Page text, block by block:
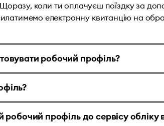
Щоразу, коли ти оплачуєш поїздку за
електронну квитанцію на
робочий профіль?
профіль до сервісу обліку